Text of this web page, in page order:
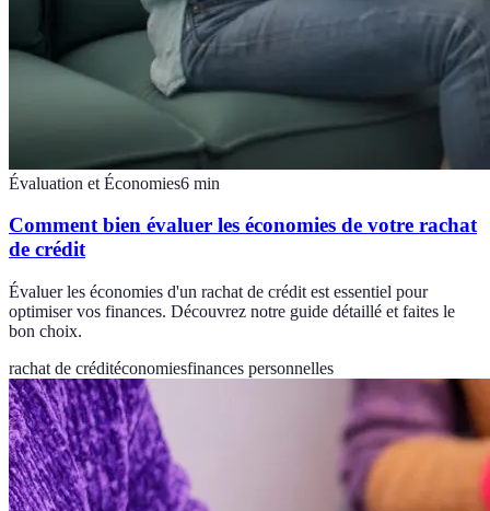
Évaluation et Économies6 min
Comment bien évaluer les économies de votre rachat
de crédit
Évaluer les économies d'un rachat de crédit est essentiel pour
optimiser vos finances. Découvrez notre guide détaillé et faites le
bon choix.
rachat de créditéconomiesfinances personnelles